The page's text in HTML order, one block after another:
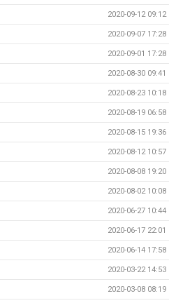
2020-09-12 09:12
2020-09-07 17:28
2020-09-01 17:28
2020-08-30 09:41
2020-08-23 10:18
2020-08-19 06:58
2020-08-15 19:36
2020-08-12 10:57
2020-08-08 19:20
2020-08-02 10:08
2020-06-27 10:44
2020-06-17 22:01
2020-06-14 17:58
2020-03-22 14:53
2020-03-08 08:19